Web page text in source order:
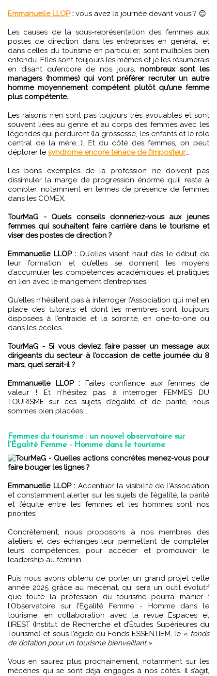
Emmanuelle LLOP : vous avez la journée devant vous ? 😊
Les causes de la sous-représentation des femmes aux
postes de direction dans les entreprises en général, et
dans celles du tourisme en particulier, sont multiples bien
entendu. Elles sont toujours les mêmes et je les résumerais
en disant qu’encore de nos jours, nombreux sont les
managers (hommes) qui vont préférer recruter un autre
homme moyennement compétent plutôt qu’une femme
plus compétente.
Les raisons n’en sont pas toujours très avouables et sont
souvent liées au genre et au corps des femmes avec les
légendes qui perdurent (la grossesse, les enfants et le rôle
central de la mère...). Et du côté des femmes, on peut
déplorer le syndrome encore tenace de l’imposteur...
Les bons exemples de la profession ne doivent pas
dissimuler la marge de progression énorme qu’il reste à
combler, notamment en termes de présence de femmes
dans les COMEX.
TourMaG - Quels conseils donneriez-vous aux jeunes
femmes qui souhaitent faire carrière dans le tourisme et
viser des postes de direction ?
Emmanuelle LLOP : Qu’elles visent haut dès le début de
leur formation et qu’elles se donnent les moyens
d’accumuler les compétences académiques et pratiques
en lien avec le mangement d’entreprises.
Qu’elles n’hésitent pas à interroger l’Association qui met en
place des tutorats et dont les membres sont toujours
disposées à l’entraide et la sororité, en one-to-one ou
dans les écoles.
TourMaG - Si vous deviez faire passer un message aux
dirigeants du secteur à l’occasion de cette journée du 8
mars, quel serait-il ?
Emmanuelle LLOP :
Faites confiance aux femmes de
valeur ! Et n’hésitez pas à interroger FEMMES DU
TOURISME sur ces sujets d’égalité et de parité, nous
sommes bien placées...
Femmes du tourisme : un nouvel observatoire sur
l’Égalité Femme - Homme dans le tourisme
TourMaG - Quelles actions concrètes menez-vous pour
faire bouger les lignes ?
Emmanuelle LLOP : Accentuer la visibilité de l’Association
et constamment alerter sur les sujets de l’égalité, la parité
et l’équité entre les femmes et les hommes sont nos
priorités.
Concrètement, nous proposons à nos membres des
ateliers et des échanges leur permettant de compléter
leurs compétences, pour accéder et promouvoir le
leadership au féminin.
Puis nous avons obtenu de porter un grand projet cette
année 2025 grâce au mécénat, qui sera un outil évolutif
que toute la profession du tourisme pourra manier :
l’Observatoire sur l’Égalité Femme - Homme dans le
tourisme, en collaboration avec la revue Espaces et
l’IREST (Institut de Recherche et d’Études Supérieures du
Tourisme) et sous l’égide du Fonds ESSENTIEM, le « fonds
de dotation pour un tourisme bienveillant».
Vous en saurez plus prochainement, notamment sur les
mécènes qui se sont déjà engagés à nos côtés. Il s’agit,